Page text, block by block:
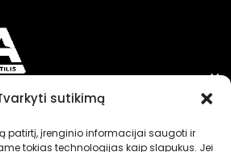
sutikimą
patirtį, įrenginio informacijai saugoti ir
tokias technologijas kaip slapukus. Jei